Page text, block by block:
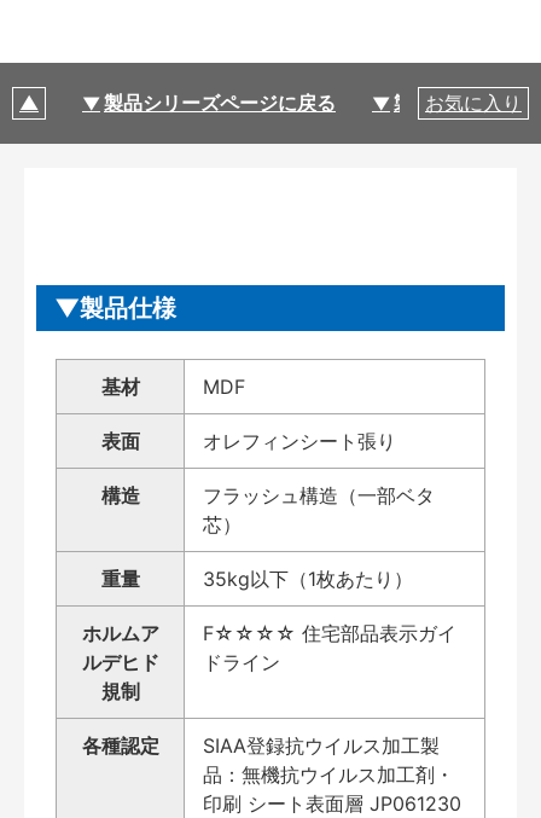
製品シリーズページに戻る 製品仕様
お気に入り
製品仕様
基材 MDF
表面 オレフィンシート張り
構造
フラッシュ構造（一部ベタ
芯）
重量 35kg以下（1枚あたり）
ホルムア
ルデヒド
規制
F☆☆☆☆ 住宅部品表示ガイ
ドライン
各種認定
SIAA登録抗ウイルス加工製
品：無機抗ウイルス加工剤・
印刷 シート表面層 JP061230